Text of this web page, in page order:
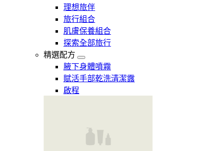
理想旅伴
旅行組合
肌膚保養組合
探索全部旅行
精選配方
腋下身體噴霧
賦活手部乾洗清潔露
啟程